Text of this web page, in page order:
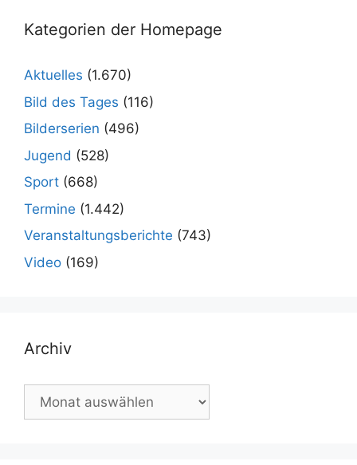
Kategorien der Homepage
Aktuelles (1.670)
Bild des Tages (116)
Bilderserien (496)
Jugend (528)
Sport (668)
Termine (1.442)
Veranstaltungsberichte (743)
Video (169)
Archiv
Archiv